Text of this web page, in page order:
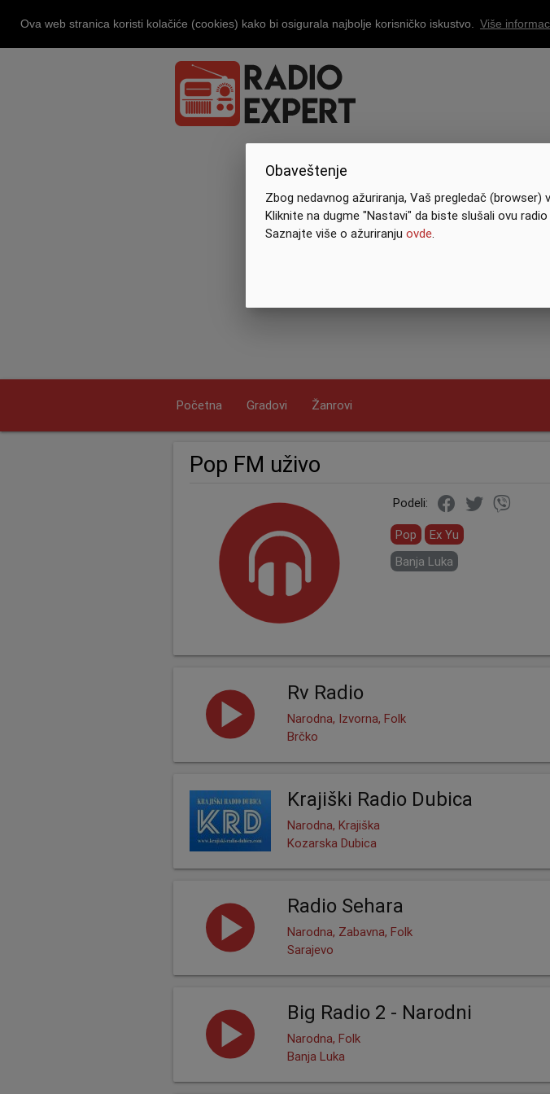
Ova web stranica koristi kolačiće (cookies) kako bi osigurala najbolje korisničko iskustvo. Više
Početna Gradovi Žanrovi
Pop FM uživo
Podeli:
Obaveštenje
Zbog nedavnog ažuriranja, Vaš pregledač
Kliknite na dugme "Nastavi" da biste slušali ovu
Saznajte više o ažuriranjuovde.
Pop
Ex Yu
Banja Luka
Rv Radio
Narodna, Izvorna, Folk
Brčko
Krajiški Radio Dubica
Narodna, Krajiška
Kozarska Dubica
Radio Sehara
Narodna, Zabavna, Folk
Sarajevo
Big Radio 2 - Narodni
Narodna, Folk
Banja Luka